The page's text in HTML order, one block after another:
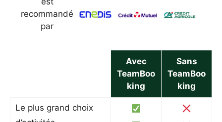
recommandé
par
Avec
TeamBoo
king
Sans
TeamBoo
king
Le plus grand choix